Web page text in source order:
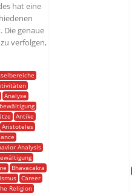
hat eine
Die genaue
verfolgen,
Analyse
Antike
Aristoteles
Analysis
Bhavacakra
Career
Religion